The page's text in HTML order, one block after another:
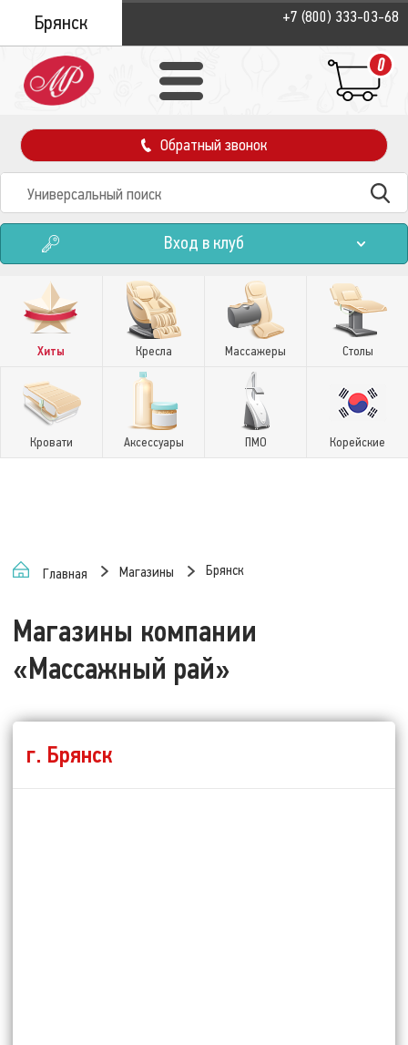
Брянск +7 (800) 333-03-68
0
Обратный звонок
Вход в клуб
Хиты Кресла Массажеры Столы
Кровати Аксессуары ПМО Корейские
Главная Магазины Брянск
Магазины компании
«Массажный рай»
г. Брянск